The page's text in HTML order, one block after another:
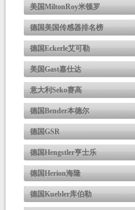
美国MiltonRoy米顿罗
德国美国传感器排名榜
德国Eckerle艾可勒
美国Gast嘉仕达
意大利Seko赛高
德国Bender本德尔
德国GSR
德国Hengstler亨士乐
德国Herion海隆
德国Kuebler库伯勒